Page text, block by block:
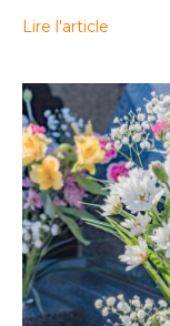
Lire l'article